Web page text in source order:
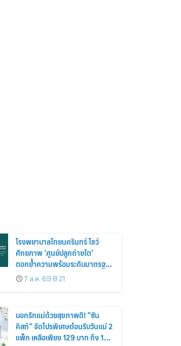
โรงพยาบาลไทยนครินทร์ โชว์
ศักยภาพ ‘ศูนย์ปลูกถ่ายไต’
ตอกย้ำความพร้อมระดับมาตรฐาน
เดินหน้าผ่าตัดปลูกถ่ายไตสำเร็จ 2
รายพร้อมกัน จากผู้บริจาคอวัยวะ
7 ส.ค. 69 8:21
บอกรักแม่ด้วยสุขภาพดี! “ซัน
คิสท์” จัดโปรพิเศษต้อนรับวันแม่ 2
แพ็ก เหลือเพียง 129 บาท ถึง 12